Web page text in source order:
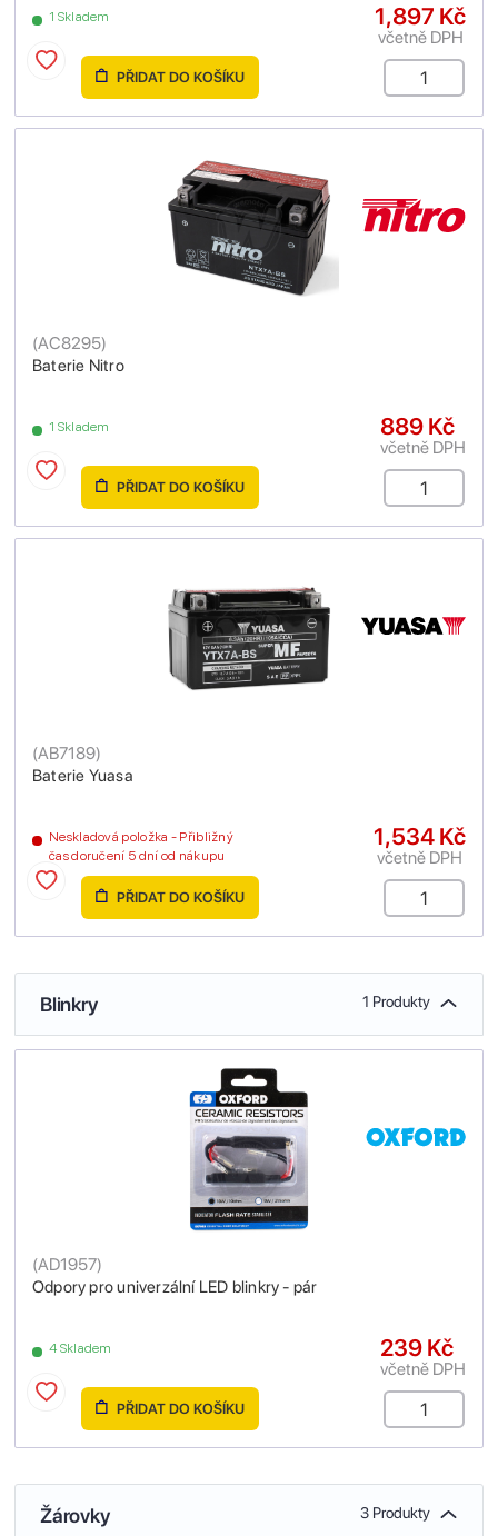
1 Skladem 1,897 Kč
včetně DPH
PŘIDAT DO KOŠÍKU
Baterie Nitro
(AC8295)
1 Skladem 889 Kč
včetně DPH
PŘIDAT DO KOŠÍKU
Baterie Yuasa
(AB7189)
Neskladová položka - Přibližný
čas doručení 5 dní od nákupu
1,534 Kč
včetně DPH
PŘIDAT DO KOŠÍKU
Blinkry 1 Produkty
Odpory pro univerzální LED blinkry - pár
(AD1957)
4 Skladem 239 Kč
včetně DPH
PŘIDAT DO KOŠÍKU
Žárovky 3 Produkty